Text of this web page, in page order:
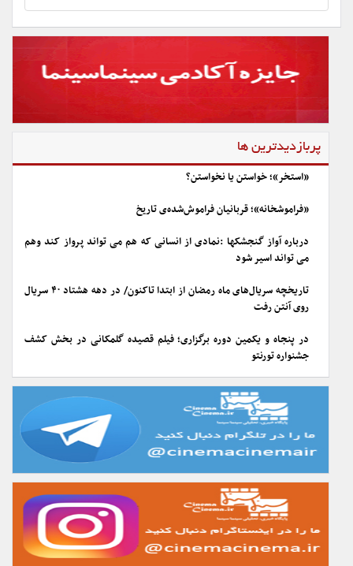
پربازدیدترین ها
«استخر»؛ خواستن یا نخواستن؟
«فراموشخانه»؛ قربانیان فراموش‌شده‌ی تاریخ
درباره آواز گنجشکها :نمادی از انسانی که هم می تواند پرواز کند وهم
می تواند اسیر شود
تاریخچه سریال‌های ماه رمضان از ابتدا تاکنون/ در دهه هشتاد ۴۰ سریال
روی آنتن رفت
در پنجاه و یکمین دوره برگزاری؛ فیلم قصیده گلمکانی در بخش کشف
جشنواره تورنتو